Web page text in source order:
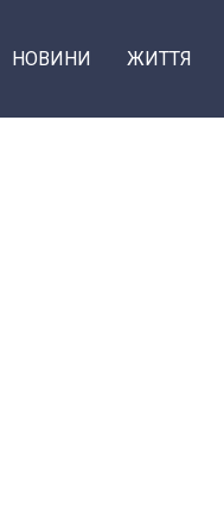
НОВИНИ ЖИТТЯ